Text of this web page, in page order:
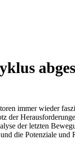
immer wieder
der
der letzten
die Potenziale und